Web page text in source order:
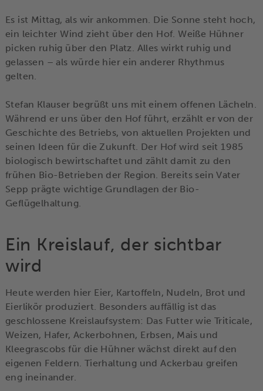
Es ist Mittag, als wir ankommen. Die Sonne steht hoch,
ein leichter Wind zieht über den Hof. Weiße Hühner
picken ruhig über den Platz. Alles wirkt ruhig und
gelassen – als würde hier ein anderer Rhythmus
gelten.
Stefan Klauser begrüßt uns mit einem offenen Lächeln.
Während er uns über den Hof führt, erzählt er von der
Geschichte des Betriebs, von aktuellen Projekten und
seinen Ideen für die Zukunft. Der Hof wird seit 1985
biologisch bewirtschaftet und zählt damit zu den
frühen Bio-Betrieben der Region. Bereits sein Vater
Sepp prägte wichtige Grundlagen der Bio-
Geflügelhaltung.
Ein Kreislauf, der sichtbar
wird
Heute werden hier Eier, Kartoffeln, Nudeln, Brot und
Eierlikör produziert. Besonders auffällig ist das
geschlossene Kreislaufsystem: Das Futter wie Triticale,
Weizen, Hafer, Ackerbohnen, Erbsen, Mais und
Kleegrascobs für die Hühner wächst direkt auf den
eigenen Feldern. Tierhaltung und Ackerbau greifen
eng ineinander.